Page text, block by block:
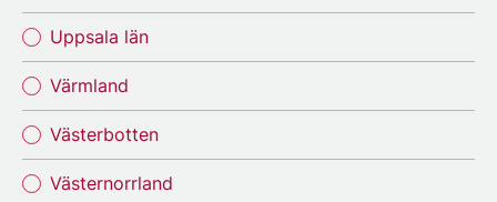
Uppsala län
Värmland
Västerbotten
Västernorrland